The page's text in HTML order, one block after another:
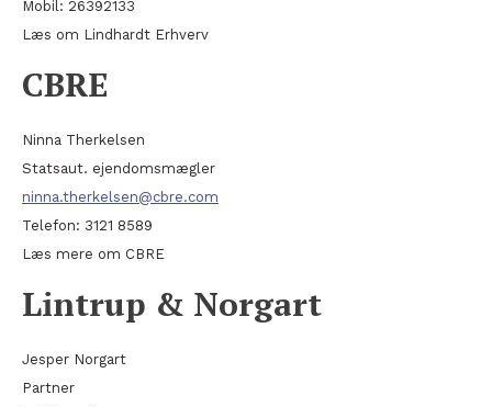
Mobil: 26392133
Læs om Lindhardt Erhverv
CBRE
Ninna Therkelsen
Statsaut. ejendomsmægler
ninna.therkelsen@cbre.com
Telefon: 3121 8589
Læs mere om CBRE
Lintrup & Norgart
Jesper Norgart
Partner